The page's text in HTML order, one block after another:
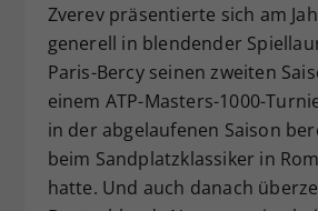
Zverev präsentierte sich am
generell in blendender
Paris-Bercy seinen zweiten
einem ATP-Masters-1000-
in der abgelaufenen Saison
beim Sandplatzklassiker in
hatte. Und auch danach